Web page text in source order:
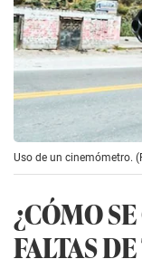
Uso de un cinemómetro.
¿CÓMO
FALTAS